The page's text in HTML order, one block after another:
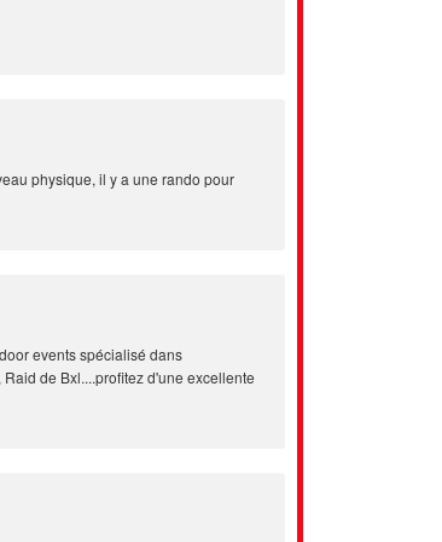
physique, il y a une rando pour
events spécialisé dans
de Bxl....profitez d'une excellente